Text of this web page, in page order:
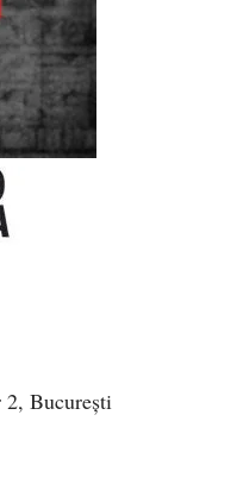
2, București